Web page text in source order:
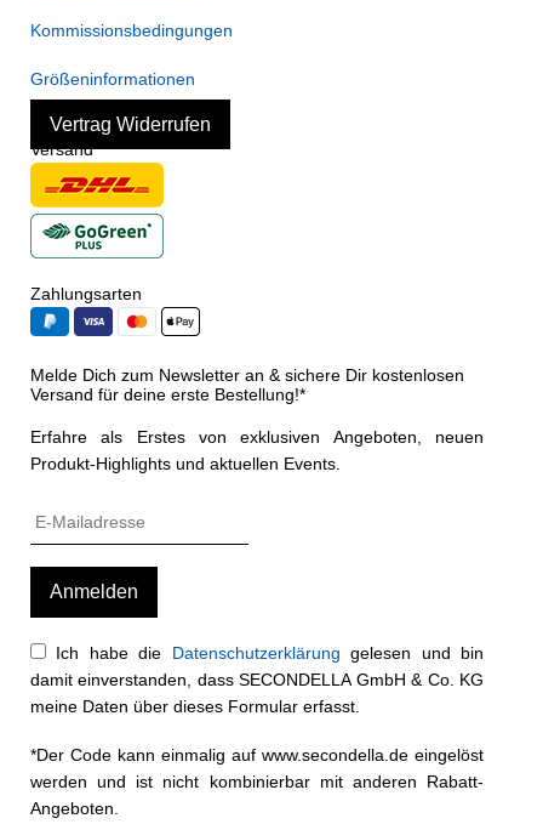
Kommissionsbedingungen
Größeninformationen
Vertrag Widerrufen
Versand
Zahlungsarten
Melde Dich zum Newsletter an & sichere Dir kostenlosen
Versand für deine erste Bestellung!*
Erfahre als Erstes von exklusiven Angeboten, neuen
Produkt-Highlights und aktuellen Events.
Ich habe die Datenschutzerklärung gelesen und bin
damit einverstanden, dass SECONDELLA GmbH & Co. KG
meine Daten über dieses Formular erfasst.
*Der Code kann einmalig auf www.secondella.de eingelöst
werden und ist nicht kombinierbar mit anderen Rabatt-
Angeboten.